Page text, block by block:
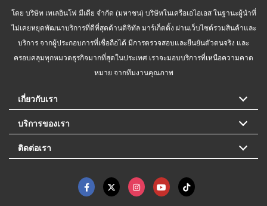
โดย บริษัท เทเลอินโฟ มีเดีย จำกัด (มหาชน) บริษัทในเครือเอไอเอส ในฐานะผู้นำที่
ไม่เคยหยุดพัฒนาบริการที่ดีที่สุดด้านดิจิทัล มาร์เก็ตติ้ง ผ่านเว็บไซต์รวมสินค้าและ
บริการ จากผู้ประกอบการที่เชื่อถือได้ มีการตรวจสอบและยืนยันตัวตนจริง และ
ครอบคลุมทุกหมวดธุรกิจมากที่สุดในประเทศ เราจะมอบบริการที่เหนือความคาด
หมาย จากทีมงานคุณภาพ
เกี่ยวกับเรา
บริการของเรา
ติดต่อเรา